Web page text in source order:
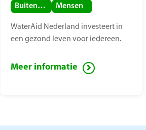
Buitenland Mensen
WaterAid Nederland investeert in
een gezond leven voor iedereen.
Meer informatie